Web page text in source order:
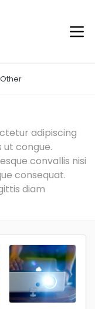
Other
adipiscing
ut congue.
convallis nisi
consequat.
diam